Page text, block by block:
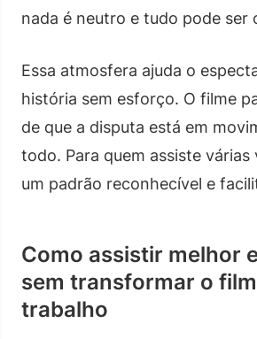
nada é neutro e tudo pode ser
Essa atmosfera ajuda o
história sem esforço. O filme
de que a disputa está em
todo. Para quem assiste várias
um padrão reconhecível e
Como assistir melhor
sem transformar o
trabalho